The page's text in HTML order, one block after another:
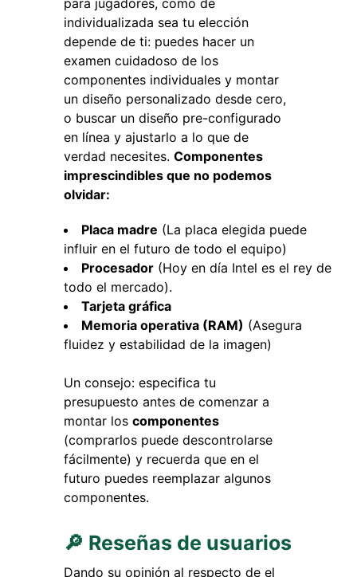
para jugadores, como de
individualizada sea tu elección
depende de ti: puedes hacer un
examen cuidadoso de los
componentes individuales y montar
un diseño personalizado desde cero,
o buscar un diseño pre-configurado
en línea y ajustarlo a lo que de
verdad necesites. Componentes
imprescindibles que no podemos
olvidar:
Placa madre (La placa elegida puede
influir en el futuro de todo el equipo)
Procesador (Hoy en día Intel es el rey de
todo el mercado).
Tarjeta gráfica
Memoria operativa (RAM) (Asegura
fluidez y estabilidad de la imagen)
Un consejo: especifica tu
presupuesto antes de comenzar a
montar los componentes
(comprarlos puede descontrolarse
fácilmente) y recuerda que en el
futuro puedes reemplazar algunos
componentes.
🔎 Reseñas de usuarios
Dando su opinión al respecto de el